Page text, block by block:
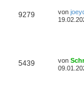
9279 von
5439 von